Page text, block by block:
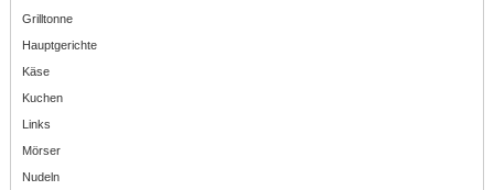
Grilltonne
Hauptgerichte
Käse
Kuchen
Links
Mörser
Nudeln